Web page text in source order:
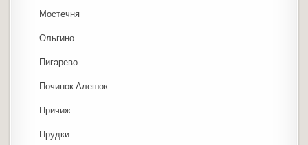
Мостечня
Ольгино
Пигарево
Починок Алешок
Причиж
Прудки